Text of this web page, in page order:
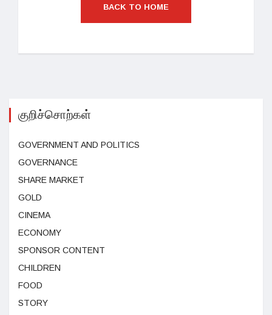
BACK TO HOME
குறிச்சொற்கள்
GOVERNMENT AND POLITICS
GOVERNANCE
SHARE MARKET
GOLD
CINEMA
ECONOMY
SPONSOR CONTENT
CHILDREN
FOOD
STORY